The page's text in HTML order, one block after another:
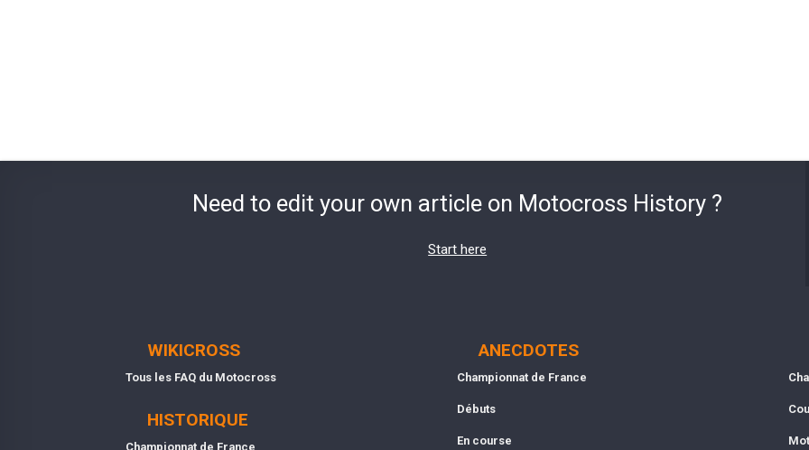
Need to edit your own article on Motocross History ?
Start here
WIKICROSS
Tous les FAQ du Motocross
HISTORIQUE
Championnat de France
ANECDOTES
Championnat de France
Débuts
En course